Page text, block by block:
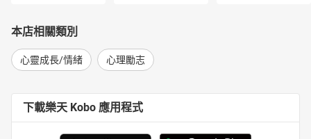
本店相關類別
心靈成長/情緒 心理勵志
下載樂天 Kobo 應用程式